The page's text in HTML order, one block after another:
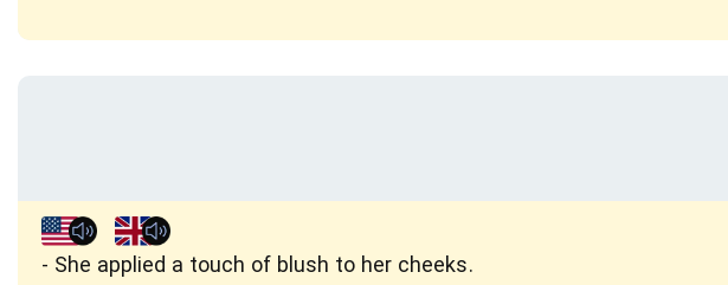
She applied a touch of blush to her cheeks.